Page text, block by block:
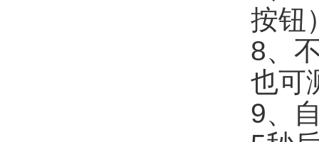
按钮
8、
也可
9、